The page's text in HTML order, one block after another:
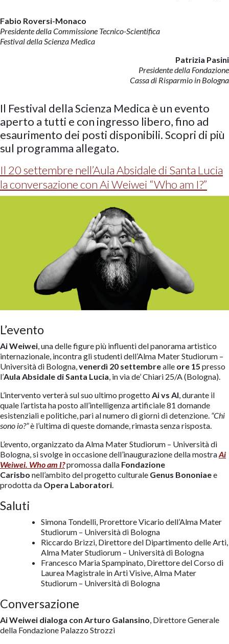
Fabio Roversi-Monaco
Presidente della Commissione Tecnico-Scientifica
Festival della Scienza Medica
Patrizia Pasini
Presidente della Fondazione
Cassa di Risparmio in Bologna
Il Festival della Scienza Medica è un evento
aperto a tutti e con ingresso libero, fino ad
esaurimento dei posti disponibili. Scopri di più
sul programma allegato.
Il 20 settembre nell’Aula Absidale di Santa Lucia
la conversazione con Ai Weiwei “Who am I?”
L’evento
Ai Weiwei, una delle figure più influenti del panorama artistico
internazionale, incontra gli studenti dell’Alma Mater Studiorum –
Università di Bologna,venerdì 20 settembrealle ore 15 presso
l’Aula Absidale di Santa Lucia, in via de’ Chiari 25/A (Bologna).
L’intervento verterà sul suo ultimo progetto Ai vs AI, durante il
quale l’artista ha posto all’intelligenza artificiale 81 domande
esistenziali e politiche, pari al numero di giorni di detenzione. “Chi
sono io?”è l’ultima di queste domande, rimasta senza risposta.
L’evento, organizzato da Alma Mater Studiorum – Università di
Bologna, si svolge in occasione dell’inaugurazione della mostraAi
Weiwei. Who am I?promossa dalla Fondazione
Carisbo nell’ambito del progetto culturale Genus Bononiaee
prodotta da Opera Laboratori.
Saluti
Simona Tondelli, Prorettore Vicario dell’Alma Mater
Studiorum – Università di Bologna
Riccardo Brizzi, Direttore del Dipartimento delle Arti,
Alma Mater Studiorum – Università di Bologna
Francesco Maria Spampinato, Direttore del Corso di
Laurea Magistrale in Arti Visive, Alma Mater
Studiorum – Università di Bologna
Conversazione
Ai Weiwei dialoga con Arturo Galansino, Direttore Generale
della Fondazione Palazzo Strozzi